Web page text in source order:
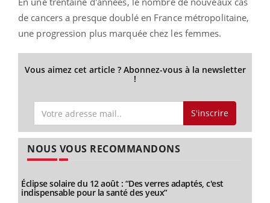
de cancers a presque doublé en France métropolitaine,
une progression plus marquée chez les femmes.
Vous aimez cet article ? Abonnez-vous à la newsletter
!
S'inscrire
NOUS VOUS RECOMMANDONS
Éclipse solaire du 12 août : “Des verres adaptés, c'est
indispensable pour la santé des yeux”